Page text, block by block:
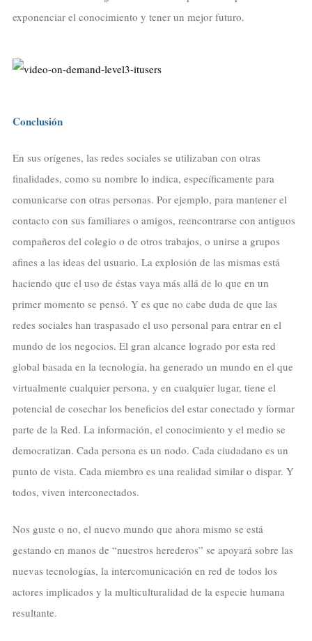
exponenciar el conocimiento y tener un mejor futuro.
Conclusión
En sus orígenes, las redes sociales se utilizaban con otras
finalidades, como su nombre lo indica, específicamente para
comunicarse con otras personas. Por ejemplo, para mantener el
contacto con sus familiares o amigos, reencontrarse con antiguos
compañeros del colegio o de otros trabajos, o unirse a grupos
afines a las ideas del usuario. La explosión de las mismas está
haciendo que el uso de éstas vaya más allá de lo que en un
primer momento se pensó. Y es que no cabe duda de que las
redes sociales han traspasado el uso personal para entrar en el
mundo de los negocios. El gran alcance logrado por esta red
global basada en la tecnología, ha generado un mundo en el que
virtualmente cualquier persona, y en cualquier lugar, tiene el
potencial de cosechar los beneficios del estar conectado y formar
parte de la Red. La información, el conocimiento y el medio se
democratizan. Cada persona es un nodo. Cada ciudadano es un
punto de vista. Cada miembro es una realidad similar o dispar. Y
todos, viven interconectados.
Nos guste o no, el nuevo mundo que ahora mismo se está
gestando en manos de “nuestros herederos” se apoyará sobre las
nuevas tecnologías, la intercomunicación en red de todos los
actores implicados y la multiculturalidad de la especie humana
resultante.